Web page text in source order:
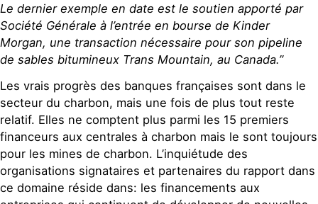
Le dernier exemple en date est le soutien apporté par
Société Générale à l’entrée en bourse de Kinder
Morgan, une transaction nécessaire pour son pipeline
de sables bitumineux Trans Mountain, au Canada.”
Les vrais progrès des banques françaises sont dans le
secteur du charbon, mais une fois de plus tout reste
relatif. Elles ne comptent plus parmi les 15 premiers
financeurs aux centrales à charbon mais le sont toujours
pour les mines de charbon. L’inquiétude des
organisations signataires et partenaires du rapport dans
ce domaine réside dans: les financements aux